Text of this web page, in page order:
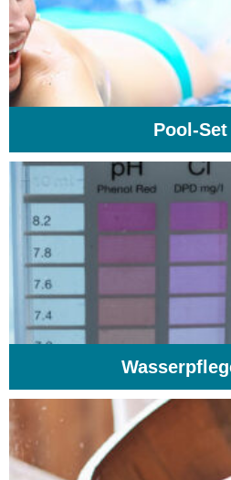
Pool-Set